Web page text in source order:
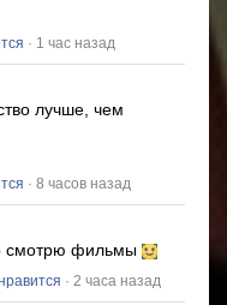
· 1 час назад
лучше, чем
· 8 часов назад
смотрю фильмы
· 2 часа назад